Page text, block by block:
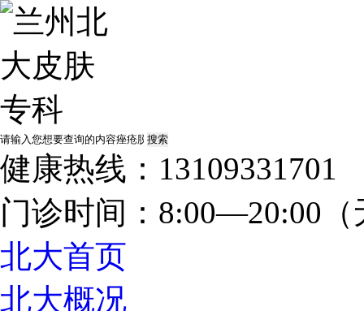
健康热线：13109331701
门诊时间：8:00—20:00（
北大首页
北大概况